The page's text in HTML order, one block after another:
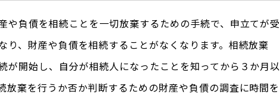
や負債を相続ことを一切放棄するための手続で、申立てが受
り、財産や負債を相続することがなくなります。相続放棄
が開始し、自分が相続人になったことを知ってから３か月以
放棄を行うか否か判断するための財産や負債の調査に時間を